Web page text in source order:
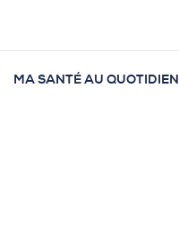
MA SANTÉ AU QUOTIDIEN